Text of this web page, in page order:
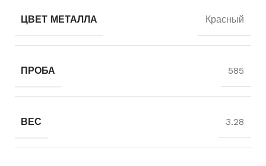
ЦВЕТ МЕТАЛЛА Красный
ПРОБА 585
ВЕС 3.28